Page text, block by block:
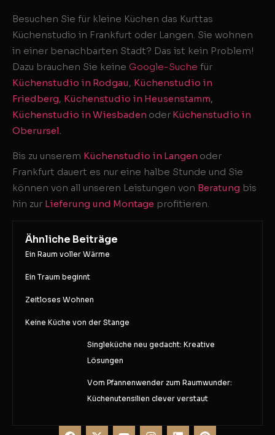
Besuchen Sie für kleine Küchen das Kurttas
Küchenstudio in Frankfurt oder Langen. Sie wohnen
in einer benachbarten Stadt? Das ist kein Problem!
Dazu brauchen Sie keine Google-Suche für
Küchenstudio in Rodgau, Küchenstudio in
Friedberg, Küchenstudio in Heusenstamm,
Küchenstudio in Wiesbaden oder Küchenstudio in
Oberursel.
Bis zu unserem Küchenstudio in Langen oder
Frankfurt dauert es nur eine halbe Stunde und Sie
können von all unseren Leistungen von Beratung bis
hin zur Lieferung und Montage profitieren.
Ähnliche Beiträge
Ein Raum voller Wärme
Ein Traum beginnt
Zeitloses Wohnen
Keine Küche von der Stange
Singleküche neu gedacht: Kreative
Lösungen
Vom Pfannenwender zum Raumwunder:
Küchenutensilien clever verstaut